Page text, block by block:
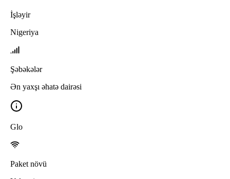
İşləyir
Nigeriya
Şəbəkələr
Ən yaxşı əhatə dairəsi
Glo
Paket növü